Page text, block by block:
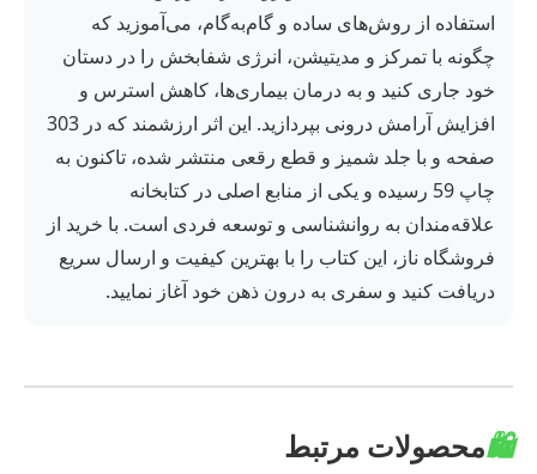
استفاده از روش‌های ساده و گام‌به‌گام، می‌آموزید که
چگونه با تمرکز و مدیتیشن، انرژی شفابخش را در دستان
خود جاری کنید و به درمان بیماری‌ها، کاهش استرس و
افزایش آرامش درونی بپردازید. این اثر ارزشمند که در 303
صفحه و با جلد شمیز و قطع رقعی منتشر شده، تاکنون به
چاپ 59 رسیده و یکی از منابع اصلی در کتابخانه
علاقه‌مندان به روانشناسی و توسعه فردی است. با خرید از
فروشگاه ناز، این کتاب را با بهترین کیفیت و ارسال سریع
دریافت کنید و سفری به درون ذهن خود آغاز نمایید.
🛍️محصولات مرتبط